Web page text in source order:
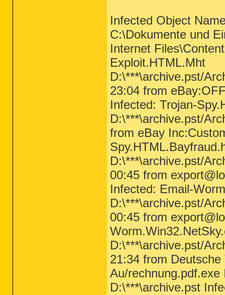
Infected Object
C:\Dokumente und
Internet
Exploit.HTML.Mht
D:\***\archive.pst/
23:04 from
Infected: Trojan-
D:\***\archive.pst/
from eBay
D:\***\archive.pst/
00:45 from
Infected: Email-
D:\***\archive.pst/
00:45 from
D:\***\archive.pst/
21:34 from
Au/rechnung.pdf.exe
D:\***\archive.pst